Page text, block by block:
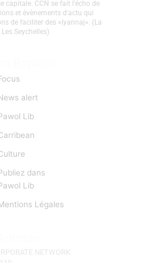
capitale. CCN se fait l’écho de
et évènements d'actu qui
de faciliter des «lyannaj». (La
Seychelles)
alert
Lib
dans
Lib
Légales
NETWORK